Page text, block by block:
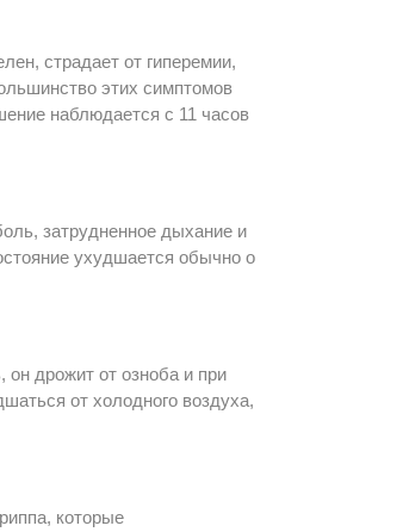
страдает от гиперемии,
этих симптомов
наблюдается с 11 часов
затрудненное дыхание и
ухудшается обычно о
он дрожит от озноба и при
от холодного воздуха,
которые